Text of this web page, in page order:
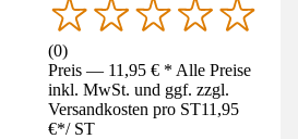
(0)
Preis — 11,95 € * Alle Preise
inkl. MwSt. und ggf. zzgl.
Versandkosten pro ST11,95
€*/ ST